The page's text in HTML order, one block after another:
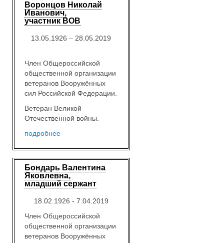
Воронцов Николай
Иванович,
участник ВОВ
13.05.1926 – 28.05.2019
Член Общероссийской
общественной организации
ветеранов Вооружённых
сил Российской Федерации.
Ветеран Великой
Отечественной войны.
подробнее
Бондарь Валентина
Яковлевна,
младший сержант
18.02.1926 - 7.04.2019
Член Общероссийской
общественной организации
ветеранов Вооружённых